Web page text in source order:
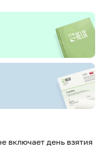
включает день взятия